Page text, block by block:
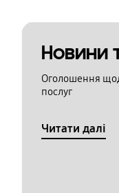
Новини
Оголошення
послуг
Читати далі